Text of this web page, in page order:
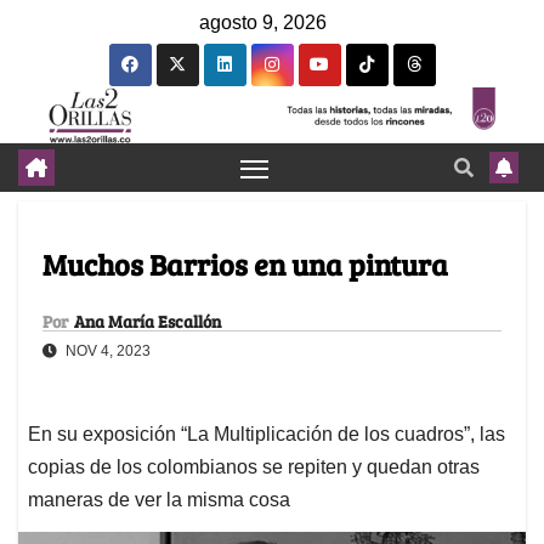
agosto 9, 2026
Muchos Barrios en una pintura
Por Ana María Escallón
NOV 4, 2023
En su exposición “La Multiplicación de los cuadros”, las
copias de los colombianos se repiten y quedan otras
maneras de ver la misma cosa